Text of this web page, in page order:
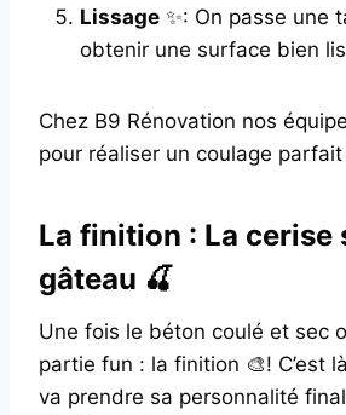
Lissage ✨: On passe une
obtenir une surface bien
Chez B9 Rénovation nos
pour réaliser un coulage parfait
La finition : La cerise
gâteau 🍒
Une fois le béton coulé et sec
partie fun : la finition 🎨! C’est
va prendre sa personnalité